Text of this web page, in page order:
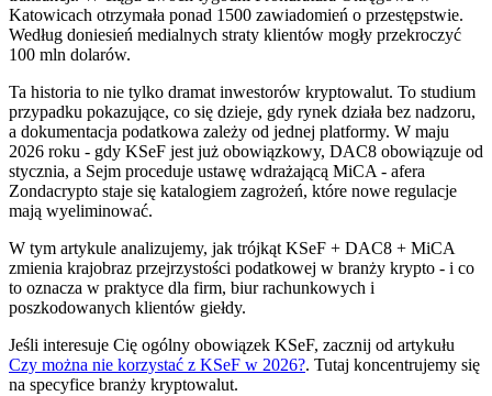
Katowicach otrzymała ponad 1500 zawiadomień o przestępstwie.
Według doniesień medialnych straty klientów mogły przekroczyć
100 mln dolarów.
Ta historia to nie tylko dramat inwestorów kryptowalut. To studium
przypadku pokazujące, co się dzieje, gdy rynek działa bez nadzoru,
a dokumentacja podatkowa zależy od jednej platformy. W maju
2026 roku - gdy KSeF jest już obowiązkowy, DAC8 obowiązuje od
stycznia, a Sejm proceduje ustawę wdrażającą MiCA - afera
Zondacrypto staje się katalogiem zagrożeń, które nowe regulacje
mają wyeliminować.
W tym artykule analizujemy, jak trójkąt KSeF + DAC8 + MiCA
zmienia krajobraz przejrzystości podatkowej w branży krypto - i co
to oznacza w praktyce dla firm, biur rachunkowych i
poszkodowanych klientów giełdy.
Jeśli interesuje Cię ogólny obowiązek KSeF, zacznij od artykułu
Czy można nie korzystać z KSeF w 2026?. Tutaj koncentrujemy się
na specyfice branży kryptowalut.